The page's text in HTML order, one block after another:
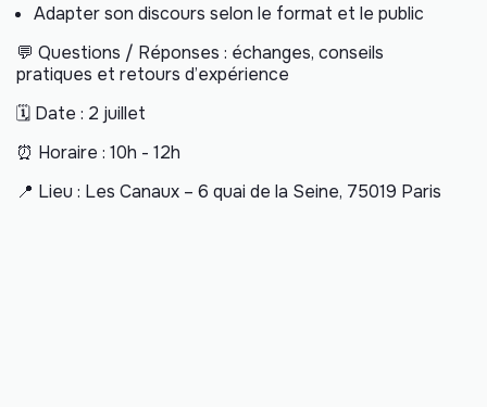
Adapter son discours selon le format et le public
💬 Questions / Réponses : échanges, conseils
pratiques et retours d’expérience
🗓 Date : 2 juillet
⏰ Horaire : 10h - 12h
📍 Lieu : Les Canaux – 6 quai de la Seine, 75019 Paris